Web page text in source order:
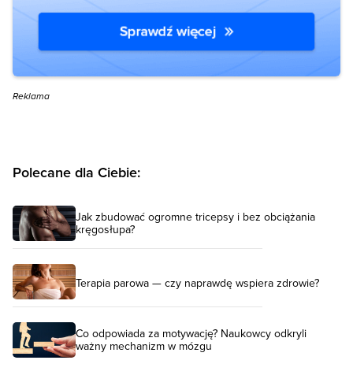
Reklama
Polecane dla Ciebie:
Jak zbudować ogromne tricepsy i bez obciążania
kręgosłupa?
Terapia parowa — czy naprawdę wspiera zdrowie?
Co odpowiada za motywację? Naukowcy odkryli
ważny mechanizm w mózgu